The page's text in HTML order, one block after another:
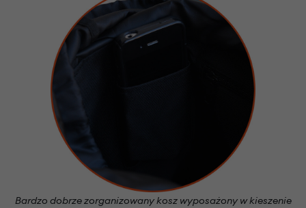
Bardzo dobrze zorganizowany kosz wyposażony w kieszenie